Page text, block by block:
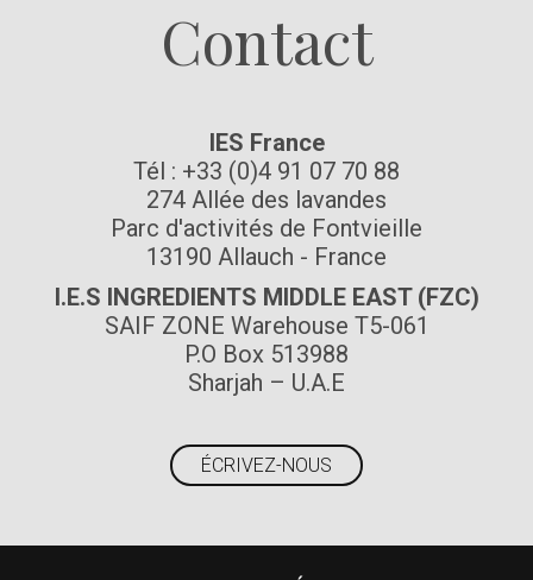
Contact
IES France
Tél : +33 (0)4 91 07 70 88
274 Allée des lavandes
Parc d'activités de Fontvieille
13190 Allauch - France
I.E.S INGREDIENTS MIDDLE EAST (FZC)
SAIF ZONE Warehouse T5-061
P.O Box 513988
Sharjah – U.A.E
ÉCRIVEZ-NOUS